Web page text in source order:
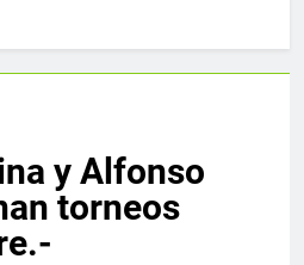
y Alfonso
torneos